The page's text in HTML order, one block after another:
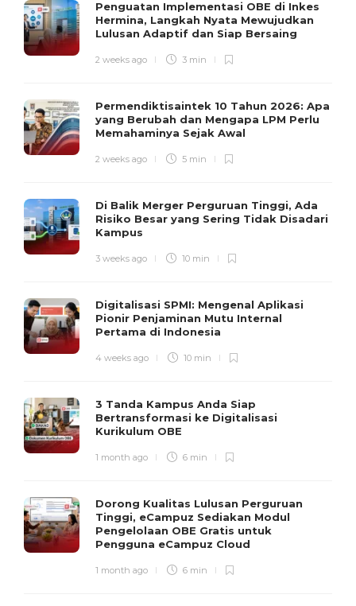
Penguatan Implementasi OBE di Inkes
Hermina, Langkah Nyata Mewujudkan
Lulusan Adaptif dan Siap Bersaing
2 weeks ago 3 min
Permendiktisaintek 10 Tahun 2026: Apa
yang Berubah dan Mengapa LPM Perlu
Memahaminya Sejak Awal
2 weeks ago 5 min
Di Balik Merger Perguruan Tinggi, Ada
Risiko Besar yang Sering Tidak Disadari
Kampus
3 weeks ago 10 min
Digitalisasi SPMI: Mengenal Aplikasi
Pionir Penjaminan Mutu Internal
Pertama di Indonesia
4 weeks ago 10 min
3 Tanda Kampus Anda Siap
Bertransformasi ke Digitalisasi
Kurikulum OBE
1 month ago 6 min
Dorong Kualitas Lulusan Perguruan
Tinggi, eCampuz Sediakan Modul
Pengelolaan OBE Gratis untuk
Pengguna eCampuz Cloud
1 month ago 6 min